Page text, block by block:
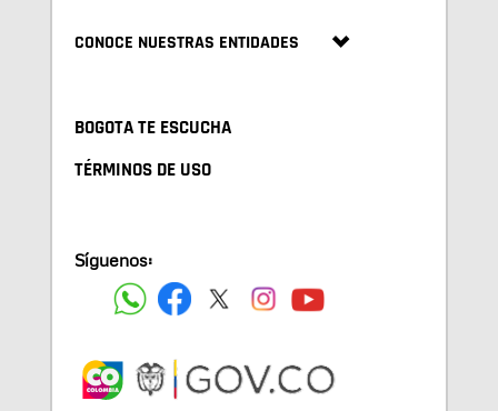
CONOCE NUESTRAS ENTIDADES
BOGOTA TE ESCUCHA
TÉRMINOS DE USO
Síguenos: